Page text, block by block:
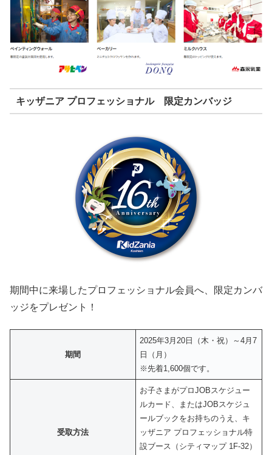
キッザニア プロフェッショナル 限定カンバッジ
期間中に来場したプロフェッショナル会員へ、限定カンバ
ッジをプレゼント！
期間
2025年3月20日（木・祝）～4月7
日（月）
※先着1,600個です。
受取方法
お子さまがプロJOBスケジュー
ルカード、またはJOBスケジュ
ールブックをお持ちのうえ、キ
ッザニア プロフェッショナル特
設ブース（シティマップ 1F-32）